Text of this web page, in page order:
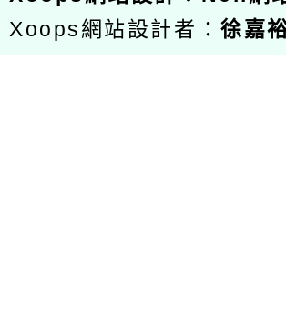
Xoops網站設計者：徐嘉